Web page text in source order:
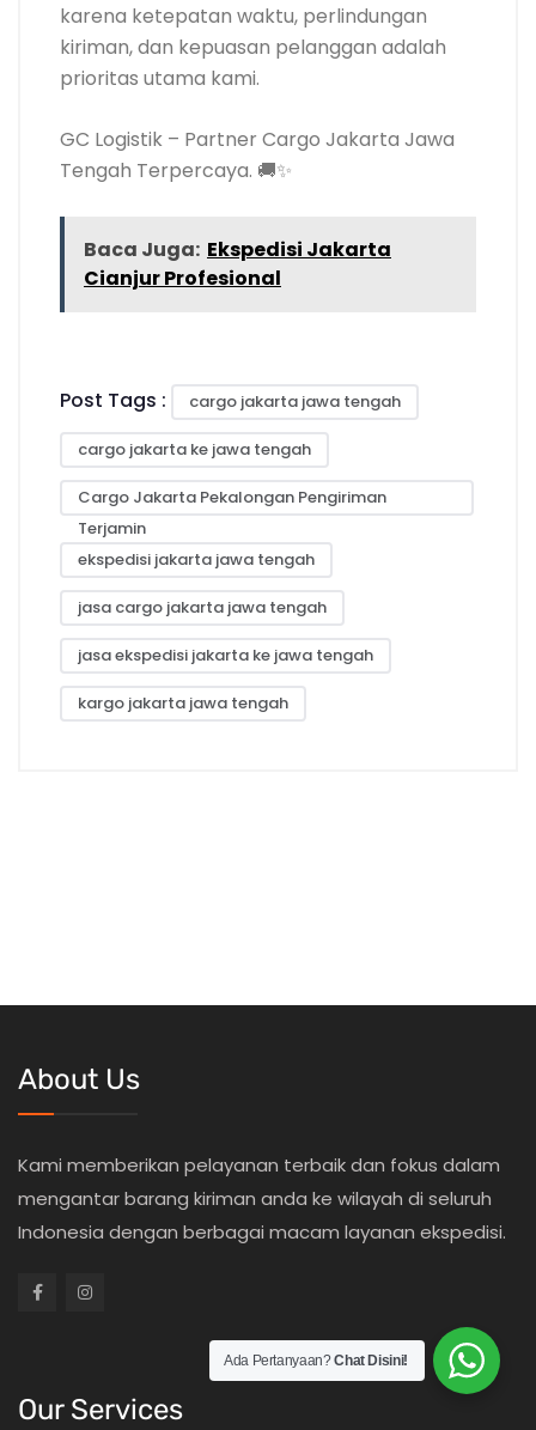
karena ketepatan waktu, perlindungan
kiriman, dan kepuasan pelanggan adalah
prioritas utama kami.
GC Logistik – Partner Cargo Jakarta Jawa
Tengah Terpercaya. 🚚✨
Baca Juga: Ekspedisi Jakarta
Cianjur Profesional
Post Tags : cargo jakarta jawa tengah
cargo jakarta ke jawa tengah
Cargo Jakarta Pekalongan Pengiriman
Terjamin
ekspedisi jakarta jawa tengah
jasa cargo jakarta jawa tengah
jasa ekspedisi jakarta ke jawa tengah
kargo jakarta jawa tengah
About Us
Kami memberikan pelayanan terbaik dan fokus dalam
mengantar barang kiriman anda ke wilayah di seluruh
Indonesia dengan berbagai macam layanan ekspedisi.
Our Services
Ada Pertanyaan?Chat Disini!